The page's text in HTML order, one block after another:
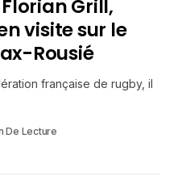
Grill,
visite sur le
Rousié
française de rugby, il
De Lecture